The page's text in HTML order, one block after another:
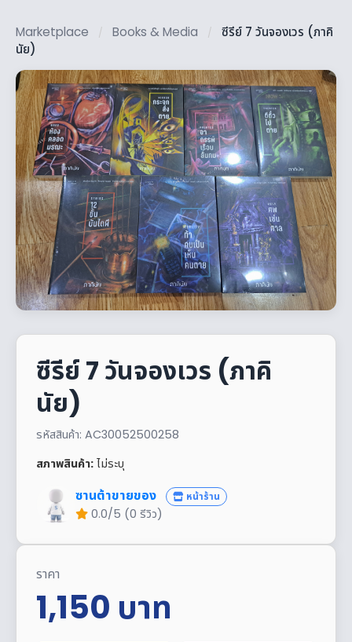
Marketplace / Books & Media /
ซีรีย์ 7 วันจองเวร (ภาคิ
นัย)
ซีรีย์ 7 วันจองเวร (ภาคิ
นัย)
รหัสสินค้า: AC30052500258
สภาพสินค้า: ไม่ระบุ
ซานต้าขายของ หน้าร้าน
0.0/5 (0 รีวิว)
ราคา
1,150 บาท